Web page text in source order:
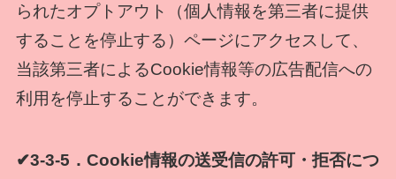
られたオプトアウト（個人情報を第三者に提供
することを停止する）ページにアクセスして、
当該第三者によるCookie情報等の広告配信への
利用を停止することができます。
✔3-3-5．Cookie情報の送受信の許可・拒否につ